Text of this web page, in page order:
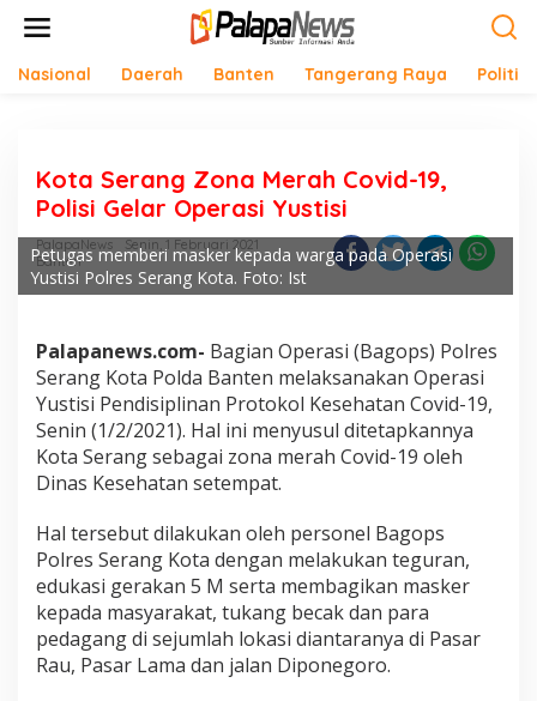
Nasional Daerah Banten Tangerang Raya Politik
Kota Serang Zona Merah Covid-19,
Polisi Gelar Operasi Yustisi
PalapaNews
Senin, 1 Februari 2021
Banten
Petugas memberi masker kepada warga pada Operasi
Yustisi Polres Serang Kota. Foto: Ist
Palapanews.com- Bagian Operasi (Bagops) Polres
Serang Kota Polda Banten melaksanakan Operasi
Yustisi Pendisiplinan Protokol Kesehatan Covid-19,
Senin (1/2/2021). Hal ini menyusul ditetapkannya
Kota Serang sebagai zona merah Covid-19 oleh
Dinas Kesehatan setempat.
Hal tersebut dilakukan oleh personel Bagops
Polres Serang Kota dengan melakukan teguran,
edukasi gerakan 5 M serta membagikan masker
kepada masyarakat, tukang becak dan para
pedagang di sejumlah lokasi diantaranya di Pasar
Rau, Pasar Lama dan jalan Diponegoro.